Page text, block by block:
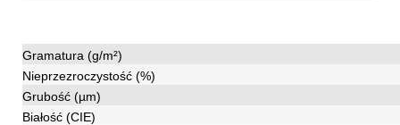
Gramatura (g/m²)
Nieprzezroczystość (%)
Grubość (µm)
Białość (CIE)